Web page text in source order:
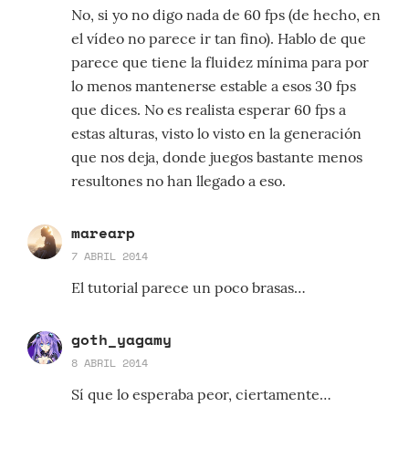
No, si yo no digo nada de 60 fps (de hecho, en
el vídeo no parece ir tan fino). Hablo de que
parece que tiene la fluidez mínima para por
lo menos mantenerse estable a esos 30 fps
que dices. No es realista esperar 60 fps a
estas alturas, visto lo visto en la generación
que nos deja, donde juegos bastante menos
resultones no han llegado a eso.
marearp
7 ABRIL 2014
El tutorial parece un poco brasas…
goth_yagamy
8 ABRIL 2014
Sí que lo esperaba peor, ciertamente…